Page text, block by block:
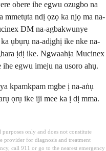
obere ihe egwu ozugbo na
mmetụta ndị ọzọ ka njọ ma na-
DM na-agbakwunye
ụbụrụ na-adịghị ike nke na-
ịdị ike. Ngwaahịa Mucinex
egwu imeju na usoro ahụ.
kpamkpam mgbe ị na-aṅụ
ọrụ ike iji mee ka ị dị mma.
only and does not constitute
provider for diagnosis and treatment
call 911 or go to the nearest emergency